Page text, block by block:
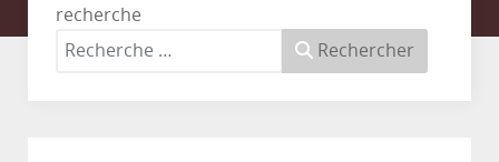
recherche
Rechercher